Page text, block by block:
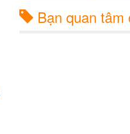
Bạn quan tâm